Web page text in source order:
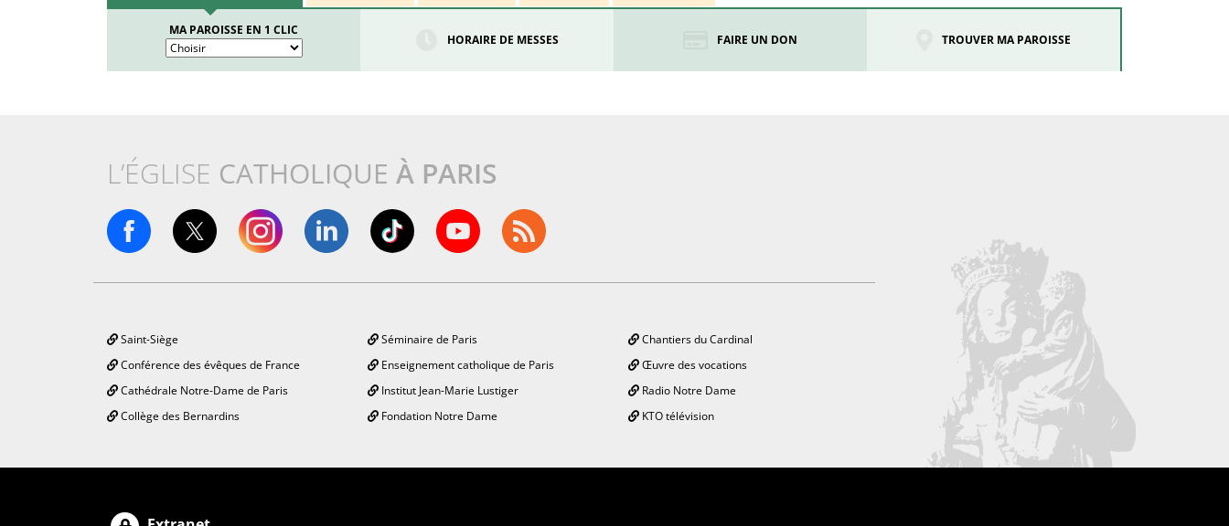
MA PAROISSE EN 1 CLIC
HORAIRE DE MESSES FAIRE UN DON TROUVER MA PAROISSE
L’ÉGLISE CATHOLIQUE À PARIS
Saint-Siège
Conférence des évêques de France
Cathédrale Notre-Dame de Paris
Collège des Bernardins
Séminaire de Paris
Enseignement catholique de Paris
Institut Jean-Marie Lustiger
Fondation Notre Dame
Chantiers du Cardinal
Œuvre des vocations
Radio Notre Dame
KTO télévision